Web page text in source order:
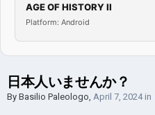
AGE OF HISTORY II
Platform: Android
日本人いませんか？
By Basilio Paleologo, April 7, 2024in